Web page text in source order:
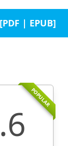
| EPUB]
POPULAR